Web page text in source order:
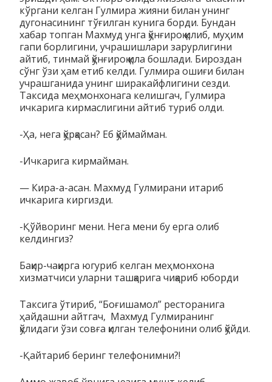
кўргани келган Гулмира жияни билан унинг
дугонасининг тўғилган кунига борди. Бундан
хабар топган Махмуд унга қўнғироқ қилиб, муҳим
гапи борлигини, учрашишлари зарурлигини
айтиб, тинмай қўнғироқ қила бошлади. Бироздан
сўнг ўзи ҳам етиб келди. Гулмира ошиғи билан
учрашганида унинг ширакайфлигини сезди.
Таксида меҳмонхонага келишгач, Гулмира
ичкарига кирмаслигини айтиб туриб олди.
-Ҳа, нега қўрқасан? Еб қўймайман.
-Ичкарига кирмайман.
— Кира-а-асан. Махмуд Гулмирани итариб
ичкарига киргизди.
-Қўйворинг мени. Нега мени бу ерга олиб
келдингиз?
Бақир-чақирга югуриб келган меҳмонхона
хизматчиси уларни ташқарига чиқариб юборди
Таксига ўтириб, “Боғишамол” ресторанига
ҳайдашни айтгач, Махмуд Гулмиранинг
қўлидаги ўзи совға қилган телефонини олиб қўйди.
-Қайтариб беринг телефонимни?!